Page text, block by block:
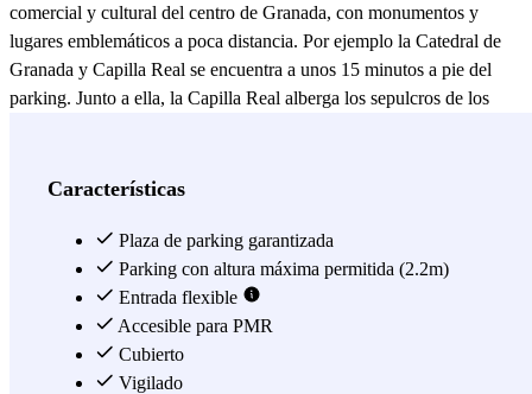
comercial y cultural del centro de Granada, con monumentos y
lugares emblemáticos a poca distancia. Por ejemplo la Catedral de
Granada y Capilla Real se encuentra a unos 15 minutos a pie del
parking. Junto a ella, la Capilla Real alberga los sepulcros de los
miradores ideales para disfrutar de atardeceres inolvidables sobre la
con vistas al Monasterio de San Jerónimo, y la terraza del Hotel
Alhambra Palace, que ofrece una panorámica excepcional de
Granada. ​ Parking Torres Neptuno Granada Este aparcamiento está
vigilado las 24 horas, brindando seguridad y tranquilidad a los
usuarios durante su estancia en Granada. En las inmediaciones del
Parking Torres Neptuno, se encuentran diversas opciones de
Características
Plaza de parking garantizada
Parking con altura máxima permitida (2.2m)
Entrada flexible
Accesible para PMR
Cubierto
Vigilado